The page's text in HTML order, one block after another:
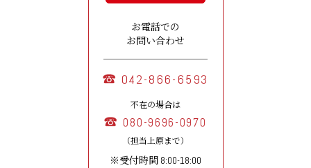
お電話での
お問い合わせ
042-866-6593
不在の場合は
080-9696-0970
（担当上原まで）
※受付時間 8:00-18:00